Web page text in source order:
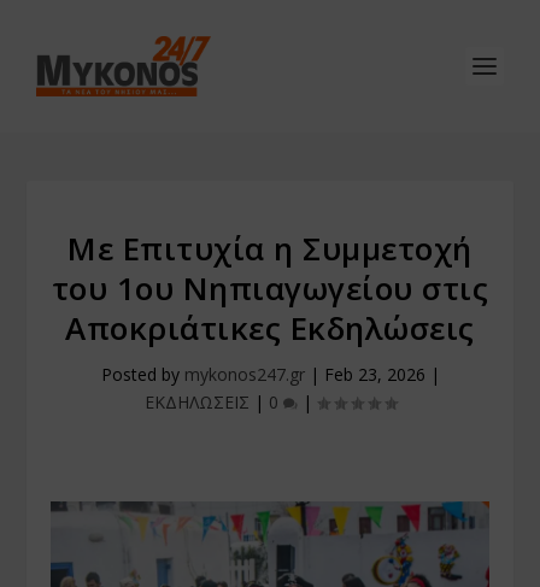
Με Επιτυχία η Συμμετοχή
του 1ου Νηπιαγωγείου στις
Αποκριάτικες Εκδηλώσεις
Posted by mykonos247.gr| Feb 23, 2026 |
ΕΚΔΗΛΩΣΕΙΣ | 0 |